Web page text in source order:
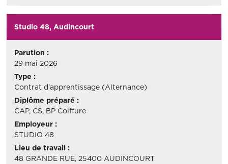
Studio 48, Audincourt
Parution :
29 mai 2026
Type :
Contrat d'apprentissage (Alternance)
Diplôme préparé :
CAP, CS, BP Coiffure
Employeur :
STUDIO 48
Lieu de travail :
48 GRANDE RUE, 25400 AUDINCOURT